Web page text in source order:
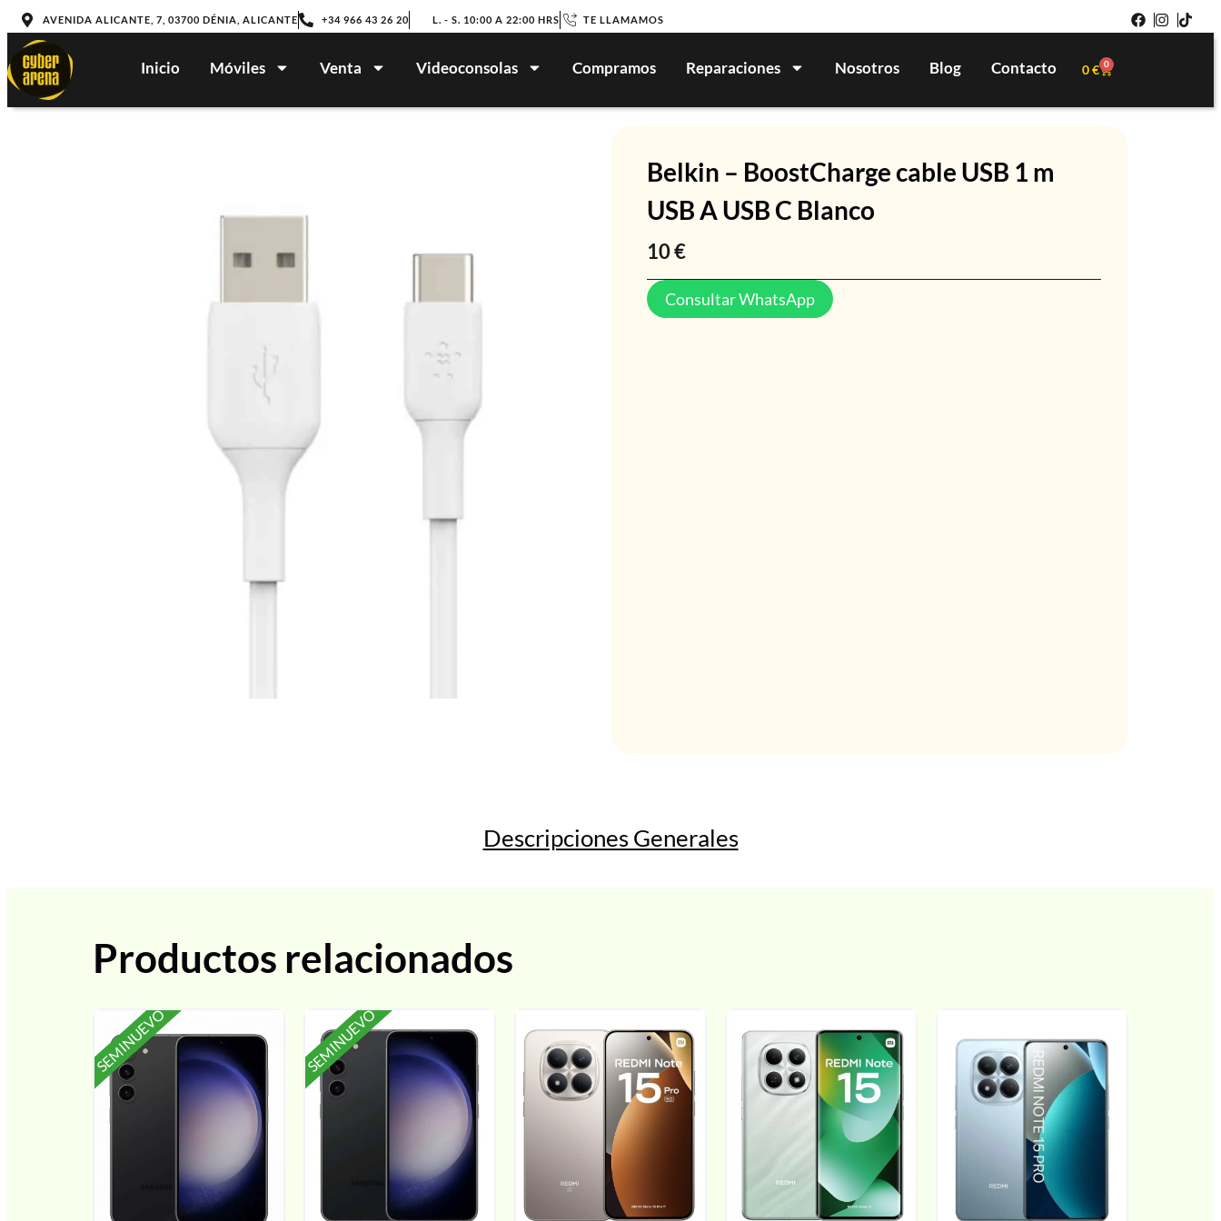
AVENIDA ALICANTE, 7, 03700 DÉNIA, ALICANTE +34 966 43 26 20 L. - S. 10:00 A 22:00 HRS TE LLAMAMOS
Inicio Móviles Venta Videoconsolas Compramos Reparaciones Nosotros Blog Contacto 0€ 0
Belkin – BoostCharge cable USB 1 m
USB A USB C Blanco
10€
Consultar WhatsApp
Descripciones Generales
Productos relacionados
SEMINUEVO SEMINUEVO